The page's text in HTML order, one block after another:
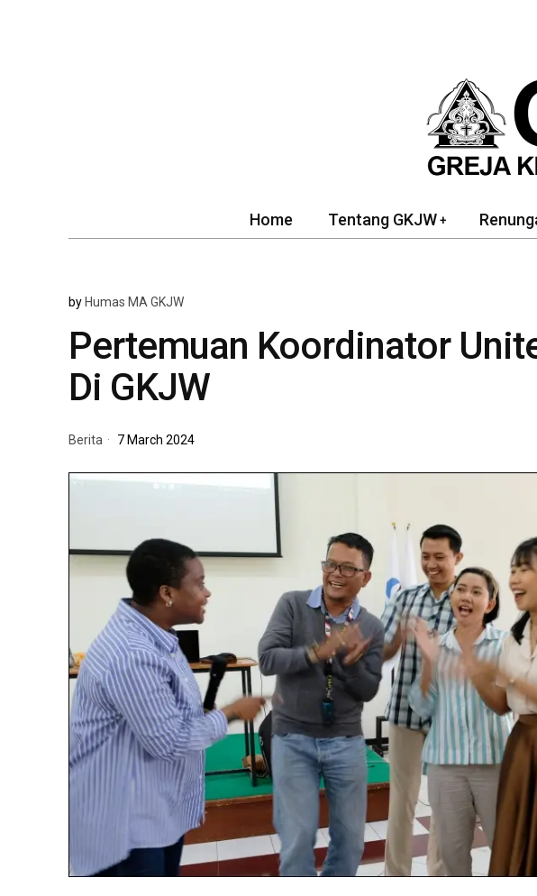
Home Tentang GKJW
by Humas MA GKJW
Pertemuan Koordinator
Di GKJW
Berita 7 March 2024